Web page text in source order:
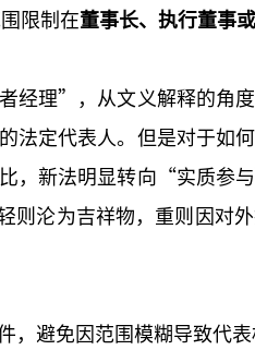
限制在董事长、执行董事
经理”，从文义解释的角
法定代表人。但是对于如
，新法明显转向“实质参
沦为吉祥物，重则因对外
避免因范围模糊导致代表